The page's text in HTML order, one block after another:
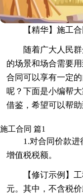
【精华】施工
随着广大人民
的场景和场合需要
合同可以享有一定
呢？下面是小编帮
借鉴，希望可以帮助
施工合同 篇1
1.对合同价款
增值税税额。
【修订示例】
元。其中，不含税